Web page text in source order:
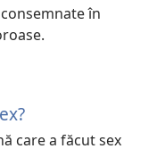
în
care a făcut sex